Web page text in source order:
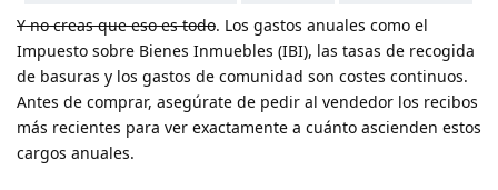
Y no creas que eso es todo. Los gastos anuales como el
Impuesto sobre Bienes Inmuebles (IBI), las tasas de recogida
de basuras y los gastos de comunidad son costes continuos.
Antes de comprar, asegúrate de pedir al vendedor los recibos
más recientes para ver exactamente a cuánto ascienden estos
cargos anuales.